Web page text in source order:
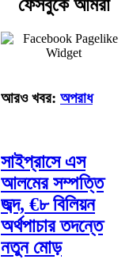
ফেসবুকে আমরা
আরও খবর: অপরাধ
সাইপ্রাসে এস
আলমের সম্পত্তি
জব্দ, €৮ বিলিয়ন
অর্থপাচার তদন্তে
নতুন মোড়